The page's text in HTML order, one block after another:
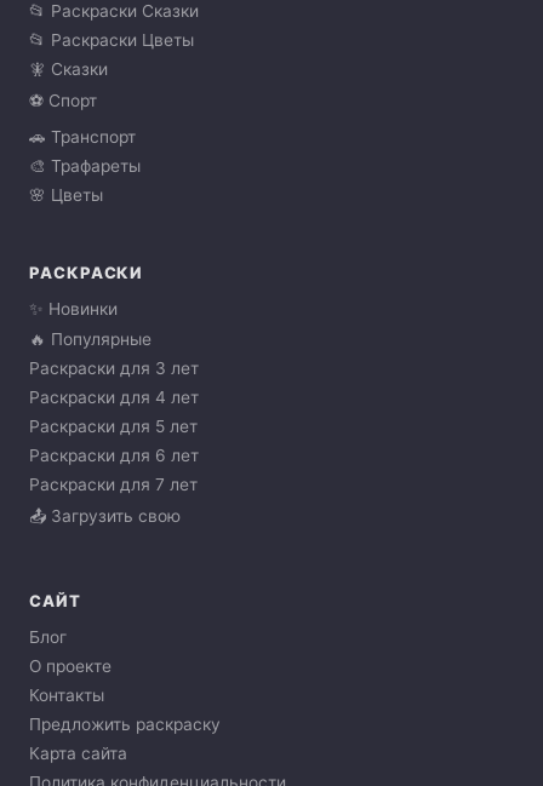
📂 Раскраски Сказки
📂 Раскраски Цветы
🧚 Сказки
⚽ Спорт
🚗 Транспорт
🎨 Трафареты
🌸 Цветы
РАСКРАСКИ
✨ Новинки
🔥 Популярные
Раскраски для 3 лет
Раскраски для 4 лет
Раскраски для 5 лет
Раскраски для 6 лет
Раскраски для 7 лет
📤 Загрузить свою
САЙТ
Блог
О проекте
Контакты
Предложить раскраску
Карта сайта